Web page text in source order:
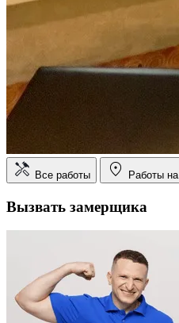
Все работы Работы
Вызвать замерщика